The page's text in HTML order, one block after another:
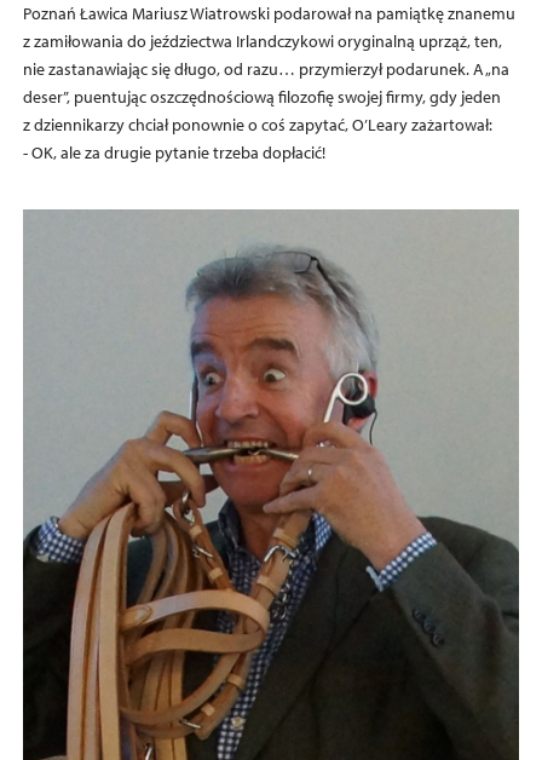
Poznań Ławica Mariusz Wiatrowski podarował na pamiątkę znanemu
z zamiłowania do jeździectwa Irlandczykowi oryginalną uprząż, ten,
nie zastanawiając się długo, od razu… przymierzył podarunek. A „na
deser”, puentując oszczędnościową filozofię swojej firmy, gdy jeden
z dziennikarzy chciał ponownie o coś zapytać, O’Leary zażartował:
- OK, ale za drugie pytanie trzeba dopłacić!